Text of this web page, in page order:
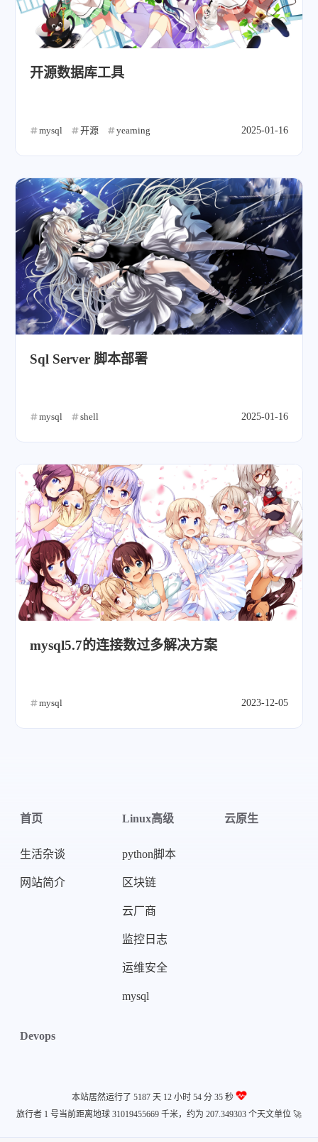
微信 支付宝
开源数据库工具
mysql 开源 yearning 2025-01-16
Sql Server 脚本部署
mysql shell 2025-01-16
mysql5.7的连接数过多解决方案
mysql 2023-12-05
首页
生活杂谈
网站简介
Linux高级
python脚本
区块链
云厂商
监控日志
运维安全
mysql
云原生
Devops